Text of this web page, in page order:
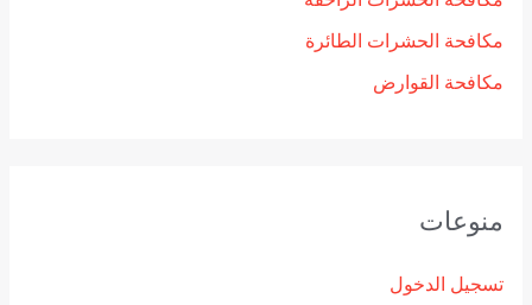
مكافحة الحشرات الطائرة
مكافحة القوارض
منوعات
تسجيل الدخول